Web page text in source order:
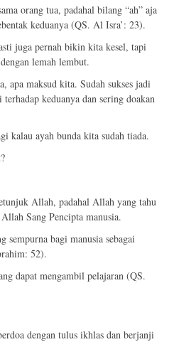
orang tua, padahal bilang “ah” aja
keduanya (QS. Al Isra’: 23).
juga pernah bikin kita kesel, tapi
lemah lembut.
apa maksud kita. Sudah sukses jadi
keduanya dan sering doakan
kalau ayah bunda kita sudah tiada.
Allah, padahal Allah yang tahu
Sang Pencipta manusia.
sempurna bagi manusia sebagai
52).
dapat mengambil pelajaran (QS.
dengan tulus ikhlas dan berjanji